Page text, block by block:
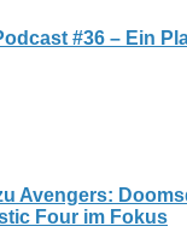
#36 – Ein
Avengers:
Four im Fokus